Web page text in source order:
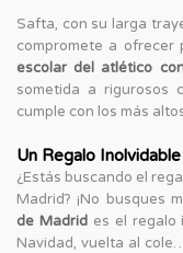
Safta, con su larga
compromete a ofrecer
escolar del atlético
sometida a rigurosos
cumple con los más
Un Regalo
¿Estás buscando el
Madrid? ¡No busques
de Madrides el regalo
Navidad, vuelta al